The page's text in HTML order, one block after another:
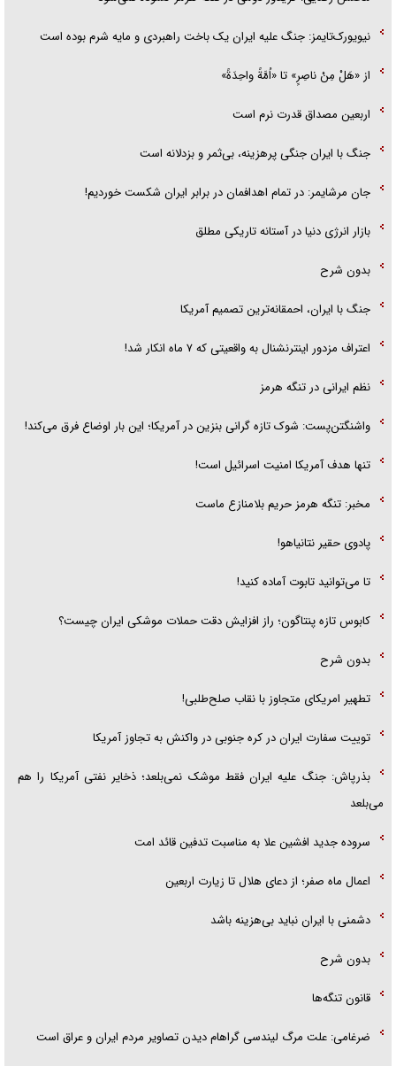
نیویورک‌تایمز: جنگ علیه ایران یک باخت راهبردی و مایه شرم بوده است
از «هَلْ مِنْ ناصِرٍ» تا «اُمَّةً واحِدَةً»
اربعین مصداق قدرت نرم است
جنگ با ایران جنگی پرهزینه، بی‌ثمر و بزدلانه است
جان مرشایمر: در تمام اهدافمان در برابر ایران شکست خوردیم!
بازار انرژی دنیا در آستانه تاریکی مطلق
بدون شرح
جنگ با ایران، احمقانه‌ترین تصمیم آمریکا
اعتراف مزدور اینترنشنال به واقعیتی که ۷ ماه انکار شد!
نظم ایرانی در تنگه هرمز
واشنگتن‌پست: شوک تازه گرانی بنزین در آمریکا؛ این بار اوضاع فرق می‌کند!
تنها هدف آمریکا امنیت اسرائیل است!
مخبر: تنگه هرمز حریم بلامنازع ماست
پادوی حقیر نتانیاهو!
تا می‌توانید تابوت آماده کنید!
کابوس تازه پنتاگون؛ راز افزایش دقت حملات موشکی ایران چیست؟
بدون شرح
تطهیر امریکای متجاوز با نقاب صلح‌طلبی!
توییت سفارت ایران در کره جنوبی در واکنش به تجاوز آمریکا
بذرپاش: ‏جنگ علیه ایران فقط موشک نمی‌بلعد؛ ذخایر نفتی آمریکا را هم
می‌بلعد
سروده جدید افشین علا به مناسبت تدفین قائد امت
اعمال ماه صفر؛ از دعای هلال تا زیارت اربعین
دشمنی با ایران نباید بی‌هزینه باشد
بدون شرح
قانون تنگه‌ها
ضرغامی: علت مرگ لیندسی گراهام دیدن تصاویر مردم ایران و عراق است